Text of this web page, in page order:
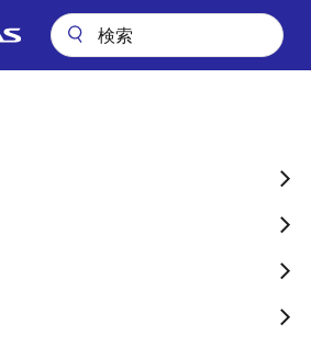
Main
したハイエンドな3Dグラフィックスクラスタ
プレイを使用し
ドな3Dグラフ
ラスタを実現す
」を発売